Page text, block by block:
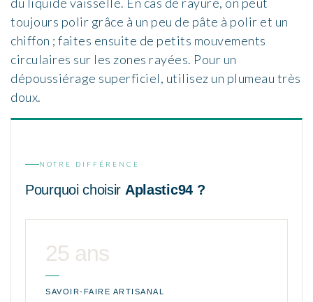
toujours polir grâce à un peu de pâte à polir et un
chiffon ; faites ensuite de petits mouvements
circulaires sur les zones rayées. Pour un
dépoussiérage superficiel, utilisez un plumeau très
doux.
NOTRE DIFFÉRENCE
Pourquoi choisir Aplastic94 ?
25 ans
SAVOIR-FAIRE ARTISANAL